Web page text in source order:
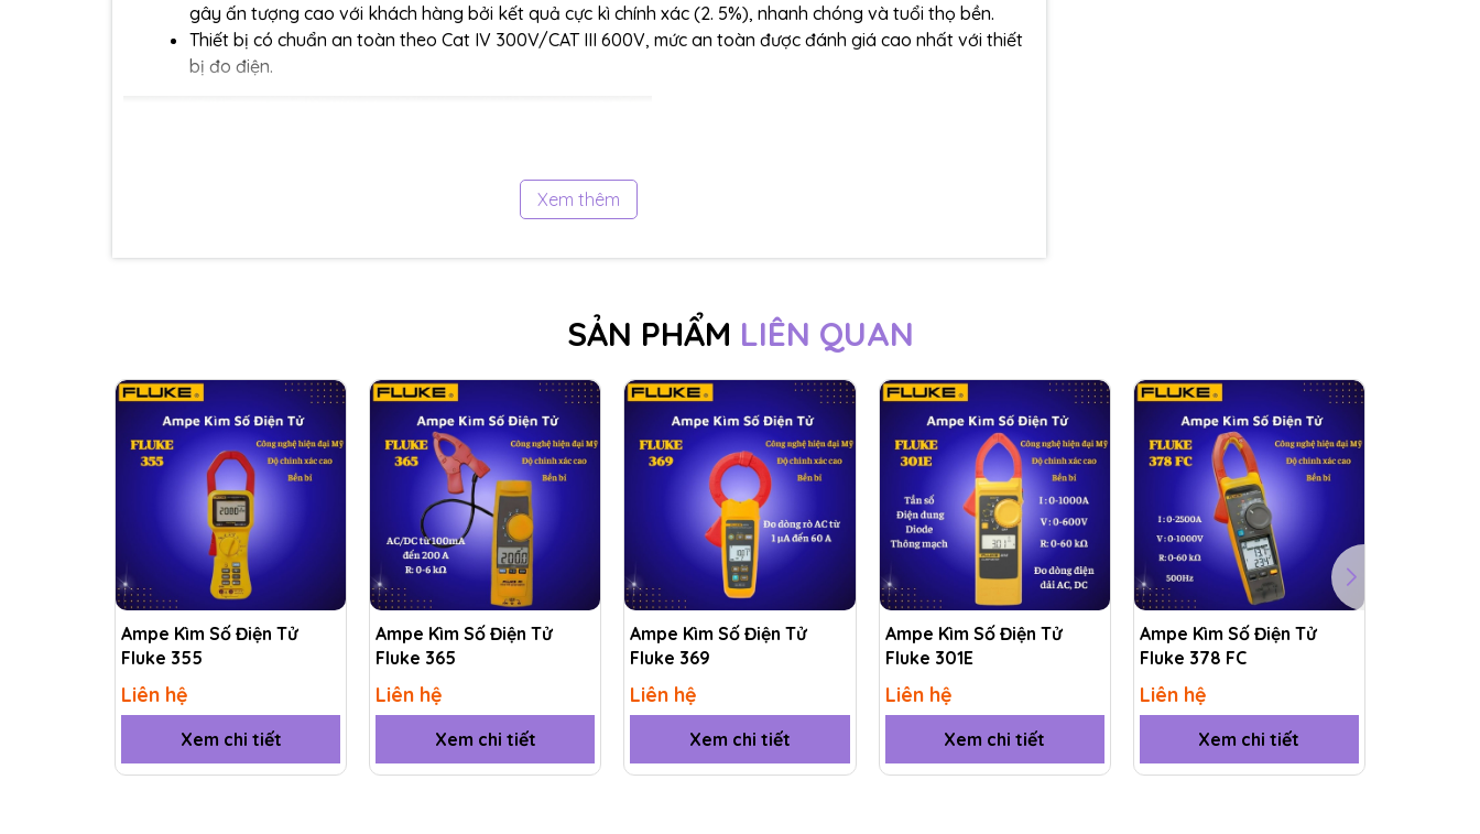
gây ấn tượng cao với khách hàng bởi kết quả cực kì chính xác (2. 5%), nhanh chóng và tuổi thọ bền.
Thiết bị có chuẩn an toàn theo Cat IV 300V/CAT III 600V, mức an toàn được đánh giá cao nhất với thiết
bị đo điện.
Thông số kỹ thuật của ampe kìm Fluke 323
Dòng điện AC
Độ chính xác
2% ± 5 (45 Hz đến 65 Hz)
2,5% ± 5 (65 Hz đến 400 Hz)
Xem thêm
SẢN PHẨM LIÊN QUAN
Ampe Kìm Số Điện Tử
Fluke 355
Liên hệ
Xem chi tiết
Ampe Kìm Số Điện Tử
Fluke 365
Liên hệ
Xem chi tiết
Ampe Kìm Số Điện Tử
Fluke 369
Liên hệ
Xem chi tiết
Ampe Kìm Số Điện Tử
Fluke 301E
Liên hệ
Xem chi tiết
Ampe Kìm Số Điện Tử
Fluke 378 FC
Liên hệ
Xem chi tiết